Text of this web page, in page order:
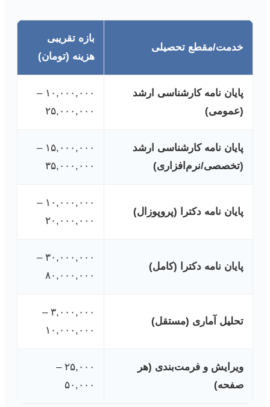
خدمت/مقطع تحصیلی
بازه تقریبی
هزینه (تومان)
پایان نامه کارشناسی ارشد
(عمومی)
۱۰,۰۰۰,۰۰۰ –
۲۵,۰۰۰,۰۰۰
پایان نامه کارشناسی ارشد
(تخصصی/نرم‌افزاری)
۱۵,۰۰۰,۰۰۰ –
۳۵,۰۰۰,۰۰۰
پایان نامه دکترا (پروپوزال)
۱۰,۰۰۰,۰۰۰ –
۲۰,۰۰۰,۰۰۰
پایان نامه دکترا (کامل)
۳۰,۰۰۰,۰۰۰ –
۸۰,۰۰۰,۰۰۰
تحلیل آماری (مستقل)
۳,۰۰۰,۰۰۰ –
۱۰,۰۰۰,۰۰۰
ویرایش و فرمت‌بندی (هر
صفحه)
۲۵,۰۰۰ –
۵۰,۰۰۰